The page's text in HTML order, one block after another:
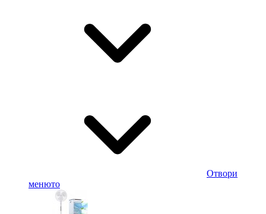
Отвори
менюто